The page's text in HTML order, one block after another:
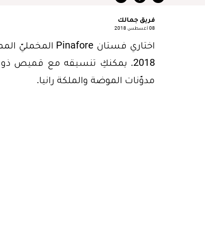
فريق جمالك
08 أغسطس 2018
2018. يمكنكِ تنسيقه مع قميص
مدوّنات الموضة والملكة رانيا.